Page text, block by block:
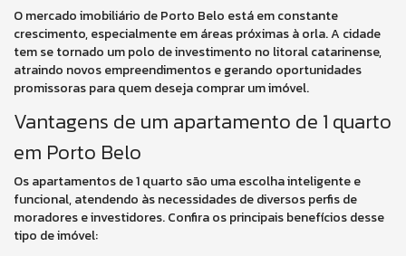
O mercado imobiliário de Porto Belo está em constante
crescimento, especialmente em áreas próximas à orla. A cidade
tem se tornado um polo de investimento no litoral catarinense,
atraindo novos empreendimentos e gerando oportunidades
promissoras para quem deseja comprar um imóvel.
Vantagens de um apartamento de 1 quarto
em Porto Belo
Os apartamentos de 1 quarto são uma escolha inteligente e
funcional, atendendo às necessidades de diversos perfis de
moradores e investidores. Confira os principais benefícios desse
tipo de imóvel: